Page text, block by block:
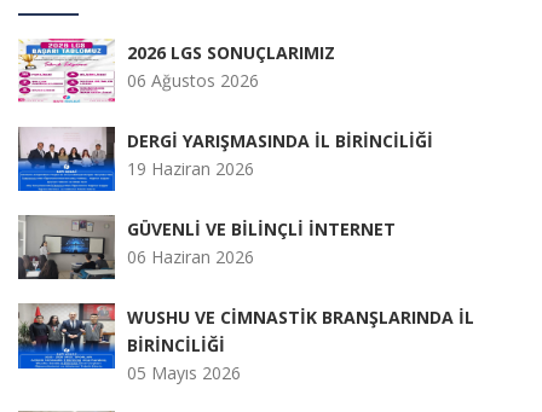
2026 LGS SONUÇLARIMIZ
06 Ağustos 2026
DERGİ YARIŞMASINDA İL BİRİNCİLİĞİ
19 Haziran 2026
GÜVENLİ VE BİLİNÇLİ İNTERNET
06 Haziran 2026
WUSHU VE CİMNASTİK BRANŞLARINDA İL
BİRİNCİLİĞİ
05 Mayıs 2026